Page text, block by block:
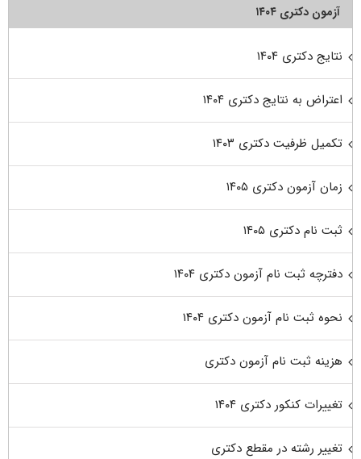
آزمون دکتری ۱۴۰۴
نتایج دکتری ۱۴۰۴
اعتراض به نتایج دکتری ۱۴۰۴
تکمیل ظرفیت دکتری ۱۴۰۳
زمان آزمون دکتری ۱۴۰۵
ثبت نام دکتری ۱۴۰۵
دفترچه ثبت نام آزمون دکتری ۱۴۰۴
نحوه ثبت نام آزمون دکتری ۱۴۰۴
هزینه ثبت نام آزمون دکتری
تغییرات کنکور دکتری ۱۴۰۴
تغییر رشته در مقطع دکتری